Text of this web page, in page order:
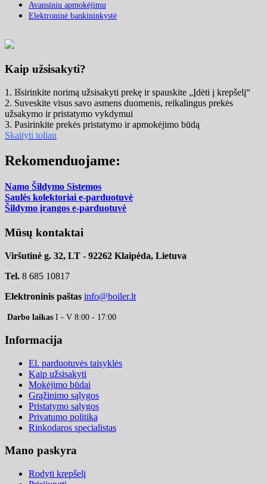
Avansiniu apmokėjimu
Elektroninė bankininkystė
Kaip užsisakyti?
1. Išsirinkite norimą užsisakyti prekę ir spauskite „Įdėti į krepšelį“
2. Suveskite visus savo asmens duomenis, reikalingus prekės
užsakymo ir pristatymo vykdymui
3. Pasirinkite prekės pristatymo ir apmokėjimo būdą
Skaityti toliau
Rekomenduojame:
Namo Šildymo Sistemos
Saulės kolektoriai e-parduotuvė
Šildymo įrangos e-parduotuvė
Mūsų kontaktai
Viršutinė g. 32, LT - 92262 Klaipėda, Lietuva
Tel. 8 685 10817
Elektroninis paštas info@boiler.lt
Darbo laikas I - V 8:00 - 17:00
Informacija
El. parduotuvės taisyklės
Kaip užsisakyti
Mokėjimo būdai
Grąžinimo sąlygos
Pristatymo sąlygos
Privatumo politika
Rinkodaros specialistas
Mano paskyra
Rodyti krepšelį